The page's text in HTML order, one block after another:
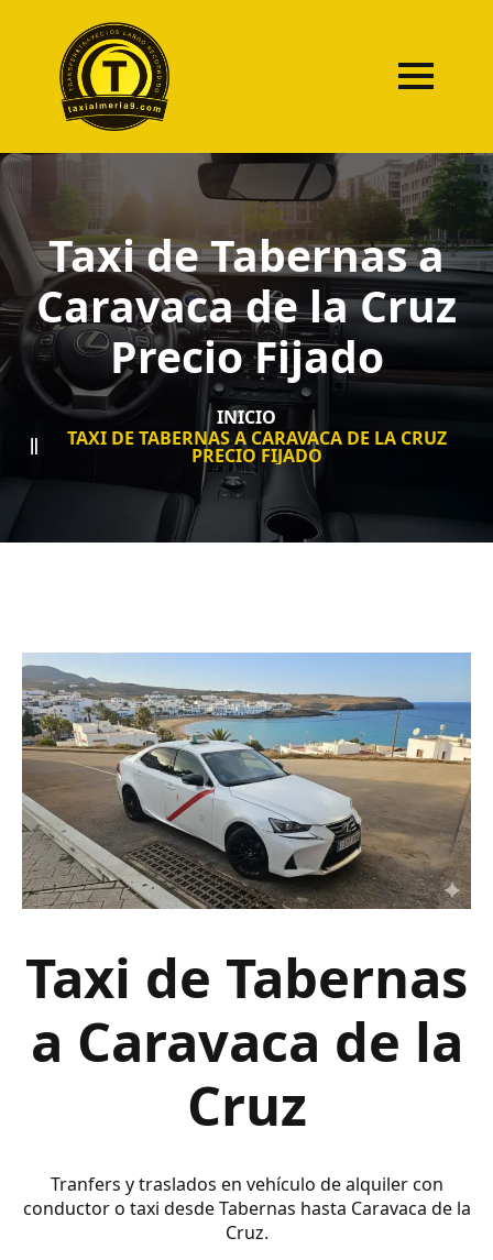
Taxi de Tabernas a
Caravaca de la Cruz
Precio Fijado
INICIO
TAXI DE TABERNAS A CARAVACA DE LA CRUZ
PRECIO FIJADO
Taxi de Tabernas
a Caravaca de la
Cruz
Tranfers y traslados en vehículo de alquiler con
conductor o taxi desde Tabernas hasta Caravaca de la
Cruz.